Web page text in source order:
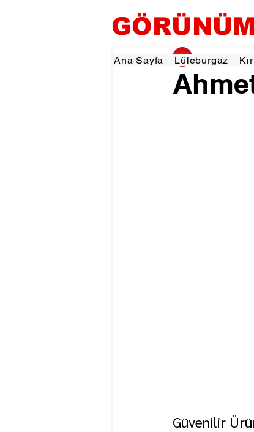
GÖRÜNÜM
Ana Sayfa Lüleburgaz
Güvenilir